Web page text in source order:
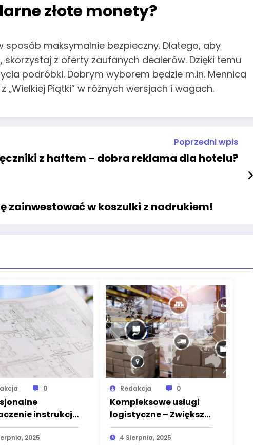
złote monety?
maksymalnie bezpieczny. Dlatego, aby
, skorzystaj z oferty zaufanych dealerów. Dzięki temu
podróbki. Dobrym wyborem będzie m.in. Mennica
„Wielkiej Piątki” w różnych wersjach i wagach.
Poprzedni wpis
z haftem – dobra reklama dla hotelu?
zainwestować w koszulki z nadrukiem!
0
instrukcji
z elementami
–
2025
Redakcja 0
Kompleksowe usługi
logistyczne – Zwiększ
efektywność swojego
biznesu z ASL
4 Sierpnia, 2025